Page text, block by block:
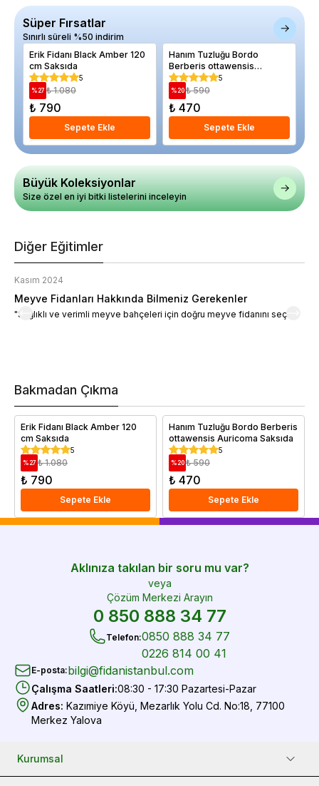
Süper Fırsatlar
Sınırlı süreli %50 indirim
Erik Fidanı Black Amber 120
cm Saksıda
5
%27 ₺ 1.080
₺ 790
Sepete Ekle
Hanım Tuzluğu Bordo
Berberis ottawensis
Auricoma Saksıda
5
%20 ₺ 590
₺ 470
Sepete Ekle
Büyük Koleksiyonlar
Size özel en iyi bitki listelerini inceleyin
Diğer Eğitimler
Kasım 2024
Meyve Fidanları Hakkında Bilmeniz Gerekenler
"Sağlıklı ve verimli meyve bahçeleri için doğru meyve fidanını seçin."
Bakmadan Çıkma
Erik Fidanı Black Amber 120
cm Saksıda
5
%27 ₺ 1.080
₺ 790
Sepete Ekle
Hanım Tuzluğu Bordo Berberis
ottawensis Auricoma Saksıda
5
%20 ₺ 590
₺ 470
Sepete Ekle
Aklınıza takılan bir soru mu var?
veya
Çözüm Merkezi Arayın
0 850 888 34 77
Telefon:0850 888 34 77
0226 814 00 41
E-posta:bilgi@fidanistanbul.com
Çalışma Saatleri:08:30 - 17:30 Pazartesi-Pazar
Adres: Kazımiye Köyü, Mezarlık Yolu Cd. No:18, 77100
Merkez Yalova
Kurumsal